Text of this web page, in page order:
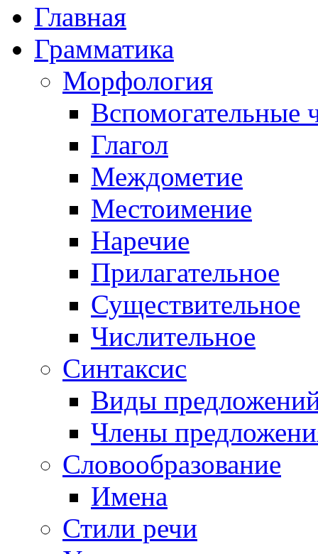
Главная
Грамматика
Морфология
Вспомогательные
Глагол
Междометие
Местоимение
Наречие
Прилагательное
Существительное
Числительное
Синтаксис
Виды
Члены
Словообразование
Имена
Стили речи